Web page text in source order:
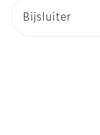
Bijsluiter